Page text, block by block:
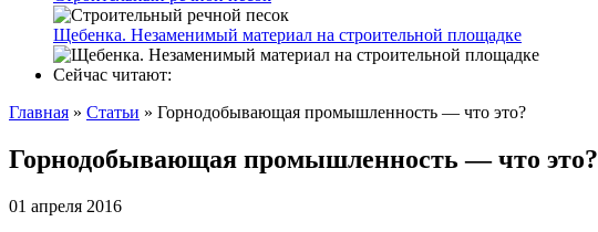
Щебенка. Незаменимый материал на строительной площадке
Сейчас читают:
Главная » Статьи » Горнодобывающая промышленность — что это?
Горнодобывающая промышленность — что это?
01 апреля 2016